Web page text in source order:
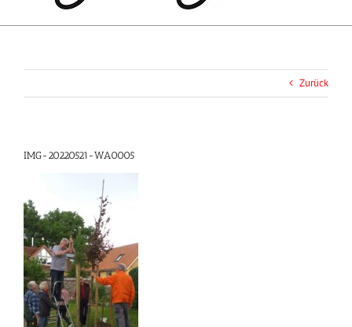
Zurück
IMG-20220521-WA0005